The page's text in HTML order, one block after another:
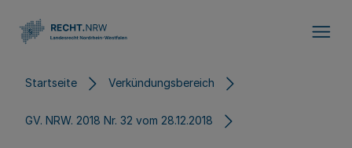
Startseite Verkündungsbereich
GV. NRW. 2018 Nr. 32 vom 28.12.2018